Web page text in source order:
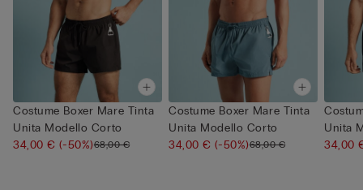
Costume Boxer Mare Tinta
Unita Modello Corto
34,00 €(-50%)68,00 €
Costume Boxer Mare Tinta
Unita Modello Corto
34,00 €(-50%)68,00 €
Unita
34,00